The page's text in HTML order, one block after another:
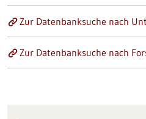
Zur Datenbanksuche nach
Zur Datenbanksuche nach